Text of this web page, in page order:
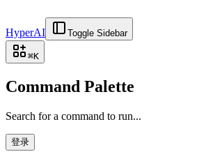
HyperAI Toggle Sidebar
⌘K
Command Palette
Search for a command to run...
登录